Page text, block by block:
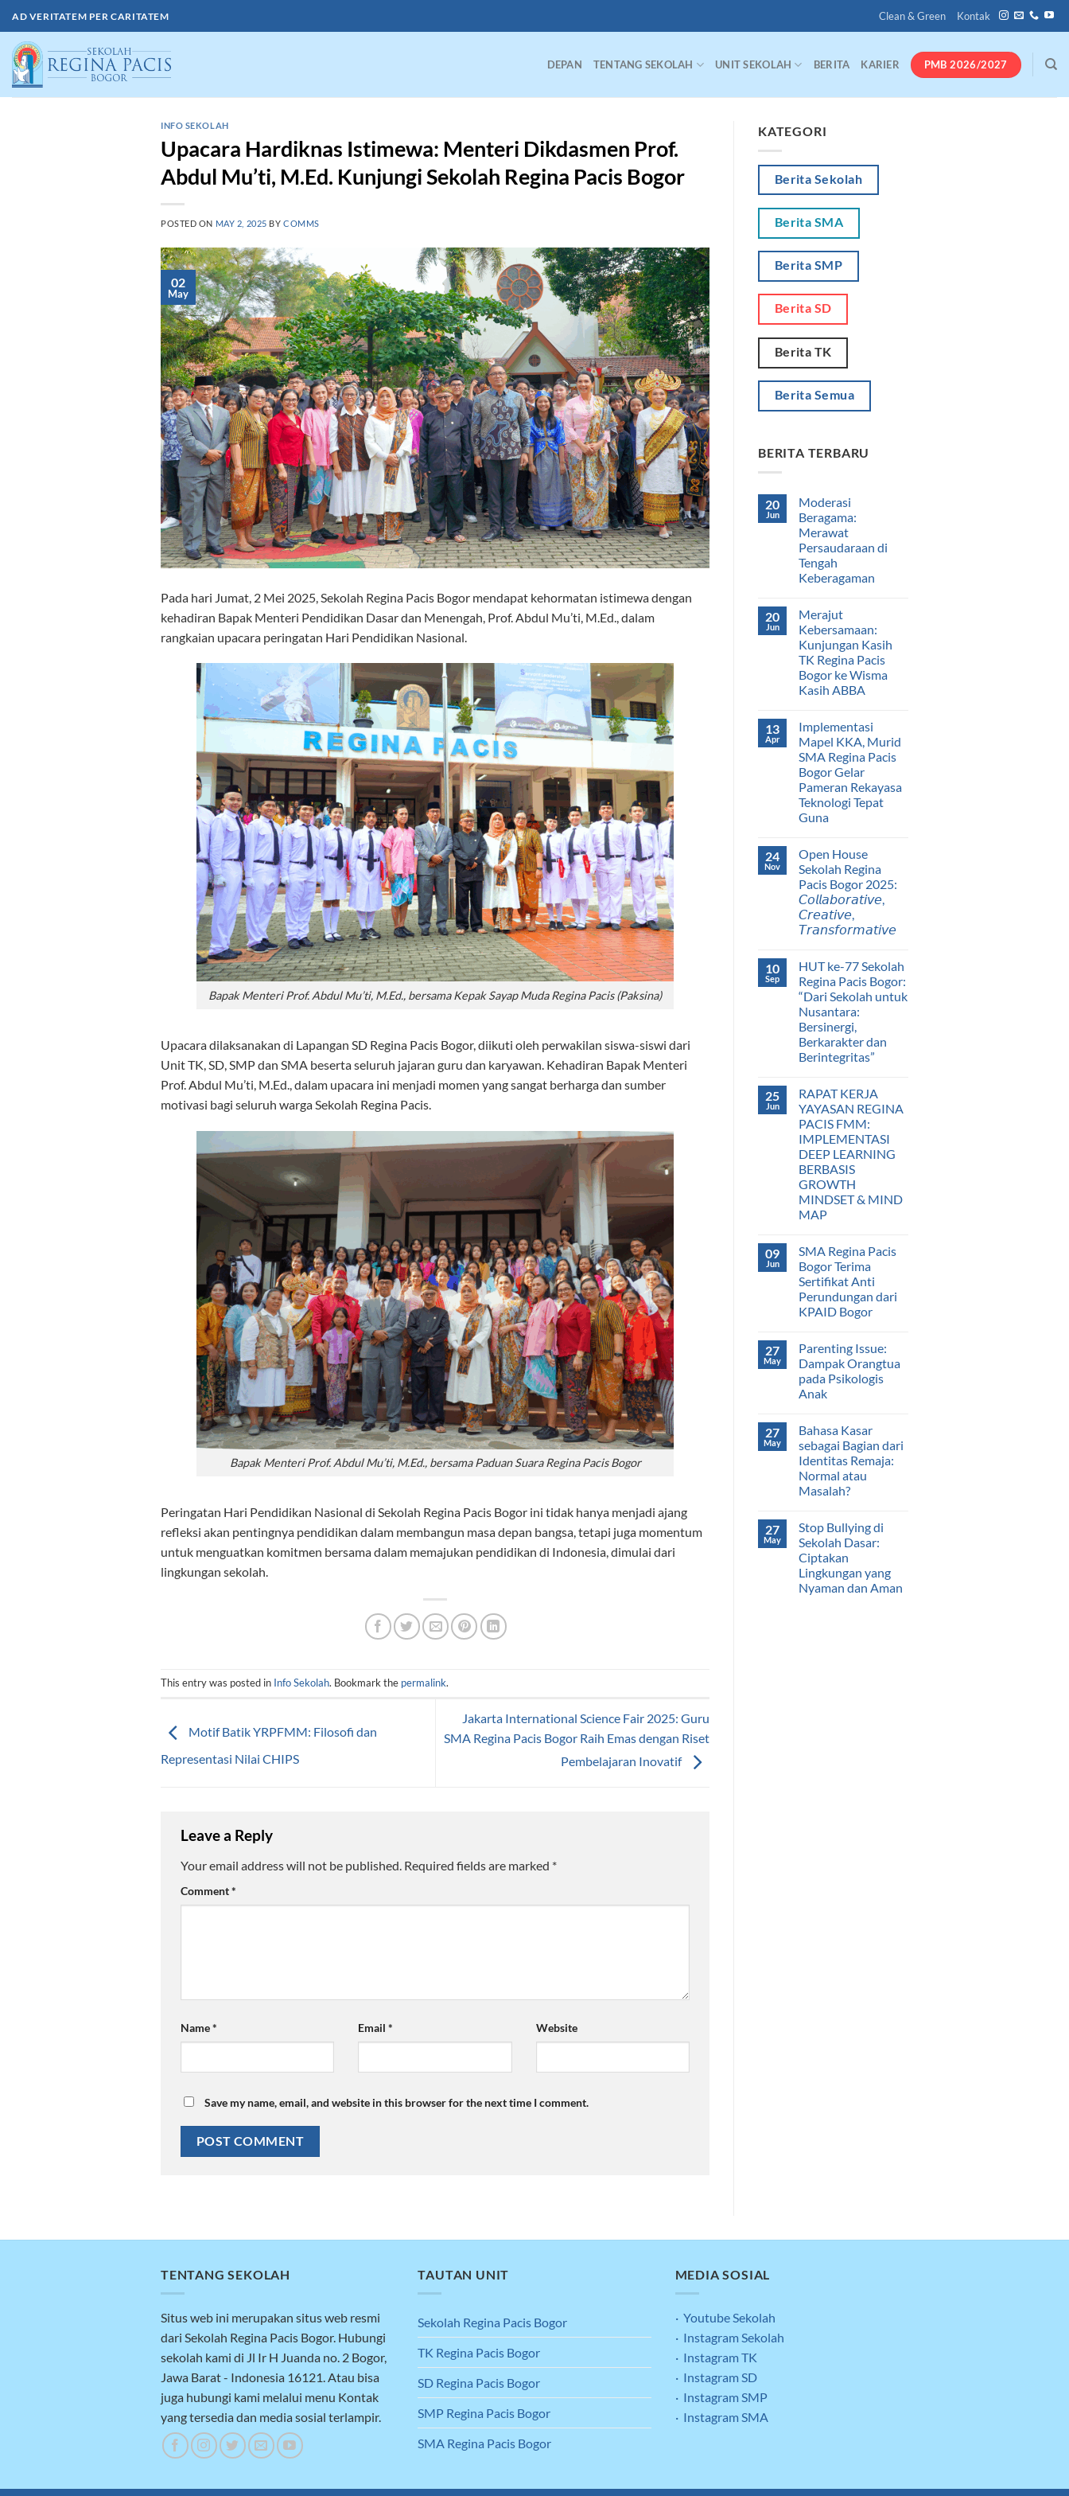
Skip
to
content
AD VERITATEM PER CARITATEM Clean & Green Kontak
DEPAN TENTANG SEKOLAH UNIT SEKOLAH BERITA KARIER PMB 2026/2027
INFO SEKOLAH
Upacara Hardiknas Istimewa: Menteri Dikdasmen Prof.
Abdul Mu’ti, M.Ed. Kunjungi Sekolah Regina Pacis Bogor
POSTED ON MAY 2, 2025 BYCOMMS
02
May
Pada hari Jumat, 2 Mei 2025, Sekolah Regina Pacis Bogor mendapat kehormatan istimewa dengan
kehadiran Bapak Menteri Pendidikan Dasar dan Menengah, Prof. Abdul Mu’ti, M.Ed., dalam
rangkaian upacara peringatan Hari Pendidikan Nasional.
Bapak Menteri Prof. Abdul Mu’ti, M.Ed., bersama Kepak Sayap Muda Regina Pacis (Paksina)
Upacara dilaksanakan di Lapangan SD Regina Pacis Bogor, diikuti oleh perwakilan siswa-siswi dari
Unit TK, SD, SMP dan SMA beserta seluruh jajaran guru dan karyawan. Kehadiran Bapak Menteri
Prof. Abdul Mu’ti, M.Ed., dalam upacara ini menjadi momen yang sangat berharga dan sumber
motivasi bagi seluruh warga Sekolah Regina Pacis.
Bapak Menteri Prof. Abdul Mu’ti, M.Ed., bersama Paduan Suara Regina Pacis Bogor
Peringatan Hari Pendidikan Nasional di Sekolah Regina Pacis Bogor ini tidak hanya menjadi ajang
refleksi akan pentingnya pendidikan dalam membangun masa depan bangsa, tetapi juga momentum
untuk menguatkan komitmen bersama dalam memajukan pendidikan di Indonesia, dimulai dari
lingkungan sekolah.
This entry was posted in Info Sekolah. Bookmark the permalink.
Motif Batik YRPFMM: Filosofi dan
Representasi Nilai CHIPS
Jakarta International Science Fair 2025: Guru
SMA Regina Pacis Bogor Raih Emas dengan Riset
Pembelajaran Inovatif
Leave a Reply
Your email address will not be published. Required fields are marked *
Comment*
Name* Email* Website
Save my name, email, and website in this browser for the next time I comment.
KATEGORI
Berita Sekolah
Berita SMA
Berita SMP
Berita SD
Berita TK
Berita Semua
BERITA TERBARU
20
Jun
Moderasi
Beragama:
Merawat
Persaudaraan di
Tengah
Keberagaman
20
Jun
Merajut
Kebersamaan:
Kunjungan Kasih
TK Regina Pacis
Bogor ke Wisma
Kasih ABBA
13
Apr
Implementasi
Mapel KKA, Murid
SMA Regina Pacis
Bogor Gelar
Pameran Rekayasa
Teknologi Tepat
Guna
24
Nov
Open House
Sekolah Regina
Pacis Bogor 2025:
𝘊𝘰𝘭𝘭𝘢𝘣𝘰𝘳𝘢𝘵𝘪𝘷𝘦,
𝘊𝘳𝘦𝘢𝘵𝘪𝘷𝘦,
𝘛𝘳𝘢𝘯𝘴𝘧𝘰𝘳𝘮𝘢𝘵𝘪𝘷𝘦
10
Sep
HUT ke-77 Sekolah
Regina Pacis Bogor:
“Dari Sekolah untuk
Nusantara:
Bersinergi,
Berkarakter dan
Berintegritas”
25
Jun
RAPAT KERJA
YAYASAN REGINA
PACIS FMM:
IMPLEMENTASI
DEEP LEARNING
BERBASIS
GROWTH
MINDSET & MIND
MAP
09
Jun
SMA Regina Pacis
Bogor Terima
Sertifikat Anti
Perundungan dari
KPAID Bogor
27
May
Parenting Issue:
Dampak Orangtua
pada Psikologis
Anak
27
May
Bahasa Kasar
sebagai Bagian dari
Identitas Remaja:
Normal atau
Masalah?
27
May
Stop Bullying di
Sekolah Dasar:
Ciptakan
Lingkungan yang
Nyaman dan Aman
TENTANG SEKOLAH
Situs web ini merupakan situs web resmi
dari Sekolah Regina Pacis Bogor. Hubungi
sekolah kami di Jl Ir H Juanda no. 2 Bogor,
Jawa Barat - Indonesia 16121. Atau bisa
juga hubungi kami melalui menu Kontak
yang tersedia dan media sosial terlampir.
TAUTAN UNIT
Sekolah Regina Pacis Bogor
TK Regina Pacis Bogor
SD Regina Pacis Bogor
SMP Regina Pacis Bogor
SMA Regina Pacis Bogor
MEDIA SOSIAL
· Youtube Sekolah
· Instagram Sekolah
· Instagram TK
· Instagram SD
· Instagram SMP
· Instagram SMA